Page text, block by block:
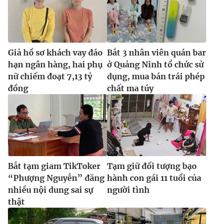
Giả hồ sơ khách vay đáo
hạn ngân hàng, hai phụ
nữ chiếm đoạt 7,13 tỷ
đồng
Bắt 3 nhân viên quán bar
ở Quảng Ninh tổ chức sử
dụng, mua bán trái phép
chất ma túy
Bắt tạm giam TikToker
“Phượng Nguyễn” đăng
nhiều nội dung sai sự
thật
Tạm giữ đối tượng bạo
hành con gái 11 tuổi của
người tình